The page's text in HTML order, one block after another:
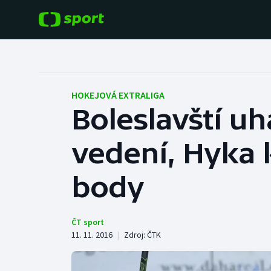
Hokej
Tenis
Atletika
Baseball a softbal
Basketbal
HOKEJOVÁ EXTRALIGA
Boleslavští
vedení, Hyka
body
ČT sport
11. 11. 2016 | Zdroj: ČTK